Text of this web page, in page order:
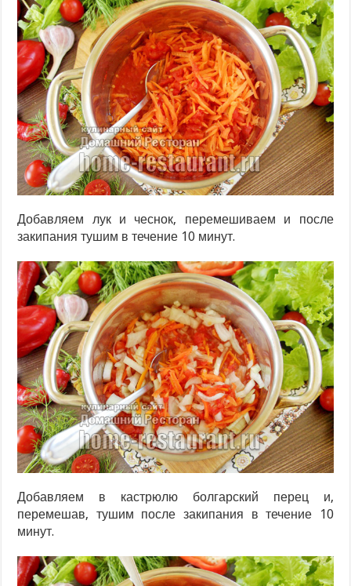
Добавляем лук и чеснок, перемешиваем и после
закипания тушим в течение 10 минут.
Добавляем в кастрюлю болгарский перец и,
перемешав, тушим после закипания в течение 10
минут.